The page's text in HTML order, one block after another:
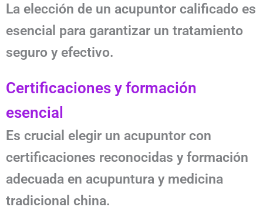
La elección de un acupuntor calificado es
esencial para garantizar un tratamiento
seguro y efectivo.
Certificaciones y formación
esencial
Es crucial elegir un acupuntor con
certificaciones reconocidas y formación
adecuada en acupuntura y medicina
tradicional china.